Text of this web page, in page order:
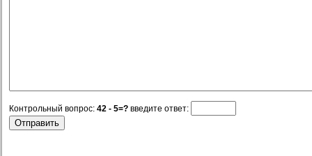
Контрольный вопрос: 42 - 5=? введите ответ: